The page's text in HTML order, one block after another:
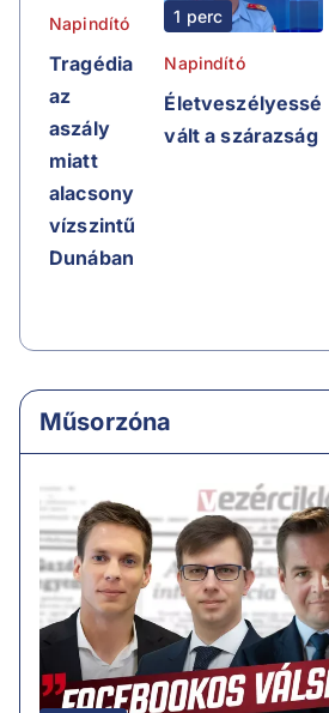
Napindító
Tragédia
az
aszály
miatt
alacsony
vízszintű
Dunában
1 perc
Napindító
Életveszélyessé
vált a szárazság
Műsorzóna